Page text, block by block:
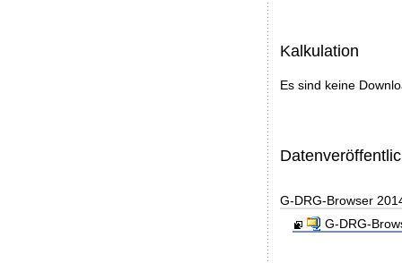
Kalkulation
Es sind keine
G-DRG-Browser
G-DRG-